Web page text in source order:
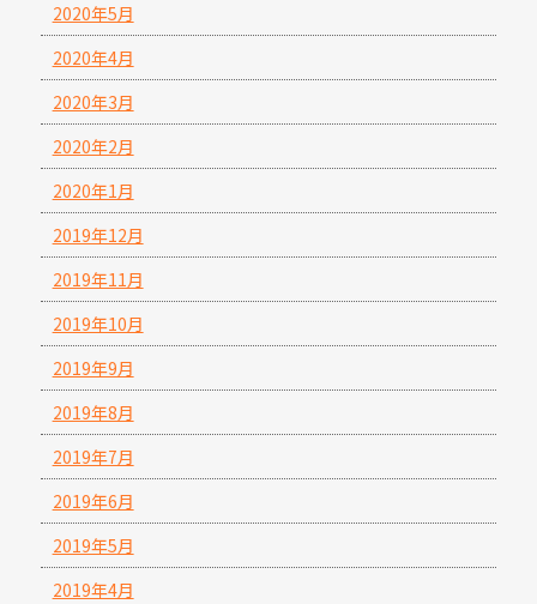
2020年5月
2020年4月
2020年3月
2020年2月
2020年1月
2019年12月
2019年11月
2019年10月
2019年9月
2019年8月
2019年7月
2019年6月
2019年5月
2019年4月